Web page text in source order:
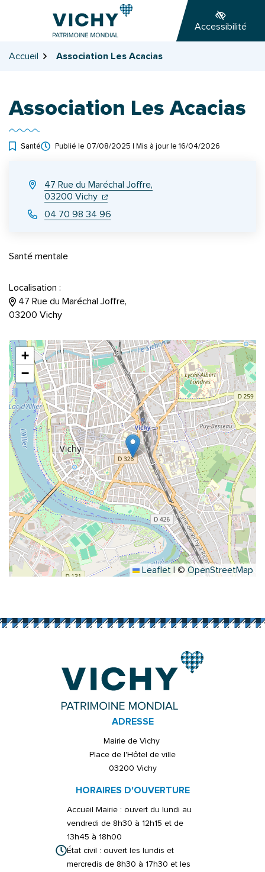
page
Accessibilité
Accueil Association Les Acacias
Association Les Acacias
Santé Publié le 07/08/2025 | Mis à jour le 16/04/2026
47 Rue du Maréchal Joffre,
03200 Vichy (ouverture dans un nouvel onglet)
(ouverture dans un nouvel onglet)
04 70 98 34 96
Santé mentale
Localisation :
47 Rue du Maréchal Joffre,
03200 Vichy
+
−
Leaflet | © OpenStreetMap
ADRESSE
Mairie de Vichy
Place de l'Hôtel de ville
03200 Vichy
HORAIRES D'OUVERTURE
Accueil Mairie : ouvert du lundi au
vendredi de 8h30 à 12h15 et de
13h45 à 18h00
État civil : ouvert les lundis et
mercredis de 8h30 à 17h30 et les